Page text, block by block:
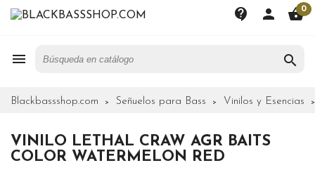
contact_support person shopping_basket0
 
Blackbassshop.com Señuelos para Bass Vinilos y Esencias
VINILO LETHAL CRAW AGR BAITS
COLOR WATERMELON RED